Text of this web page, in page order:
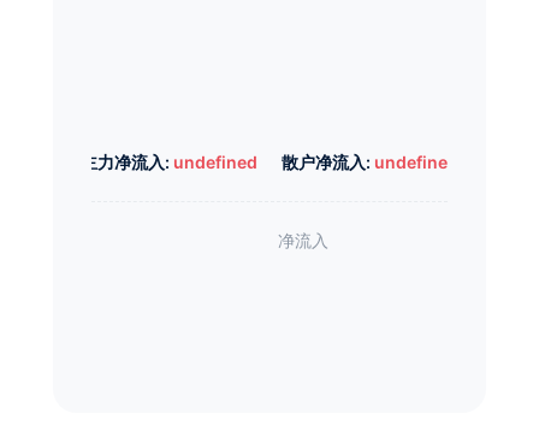
主力净流入: undefined 散户净流入: undefined